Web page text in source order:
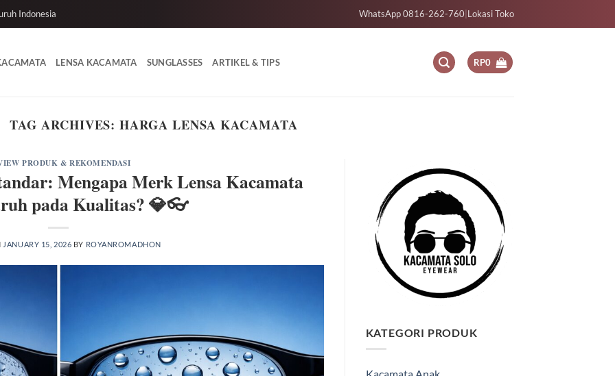
Indonesia WhatsApp 0816-262-760 Lokasi Toko
LENSA KACAMATA SUNGLASSES ARTIKEL & TIPS RP0
TAG ARCHIVES:HARGA LENSA KACAMATA
PRODUK & REKOMENDASI
Mengapa Merk Lensa Kacamata
pada Kualitas? 💎👓
JANUARY 15, 2026 BY ROYANROMADHON
KATEGORI PRODUK